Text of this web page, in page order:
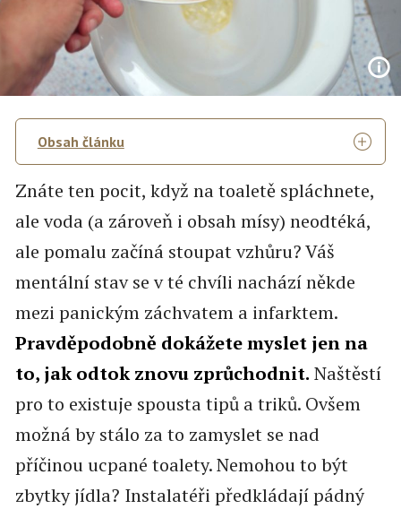
Obsah článku
Znáte ten pocit, když na toaletě spláchnete,
ale voda (a zároveň i obsah mísy) neodtéká,
ale pomalu začíná stoupat vzhůru? Váš
mentální stav se v té chvíli nachází někde
mezi panickým záchvatem a infarktem.
Pravděpodobně dokážete myslet jen na
to, jak odtok znovu zprůchodnit. Naštěstí
pro to existuje spousta tipů a triků. Ovšem
možná by stálo za to zamyslet se nad
příčinou ucpané toalety. Nemohou to být
zbytky jídla? Instalatéři předkládají pádný